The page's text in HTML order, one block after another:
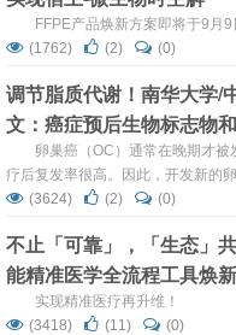
FFPE产品焕新方案即将于9月
(1762)
(2) (0)
调节脂质代谢！南华大学/
文：癌症预后生物标志物
卵巢癌（OC）通常在晚期才
疗后复发率很高。因此，开发新的
要。(3624) (2) (0)
不止「可靠」，「生态」
能精准医学全流程工具焕
智造MGI
实现精准医疗再升维！
(3418)
(11) (0)